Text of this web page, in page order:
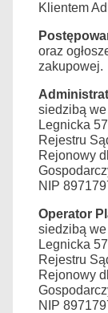
Klientem
oraz
zakupowej.
siedzibą we
Legnicka
Rejestru
Rejonowy
NIP
Operator
siedzibą we
Legnicka
Rejestru
Rejonowy
NIP